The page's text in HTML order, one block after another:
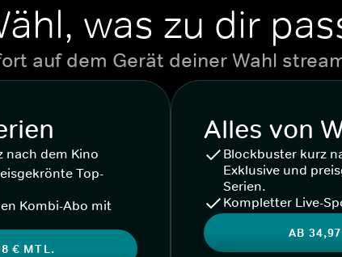
was zu dir
auf dem Gerät deiner Wahl
nach dem Kino
Top-
Kombi-Abo mit
€ MTL.
Alles von
Blockbuster kurz
Exklusive und
Serien.
Kompletter Live-
AB